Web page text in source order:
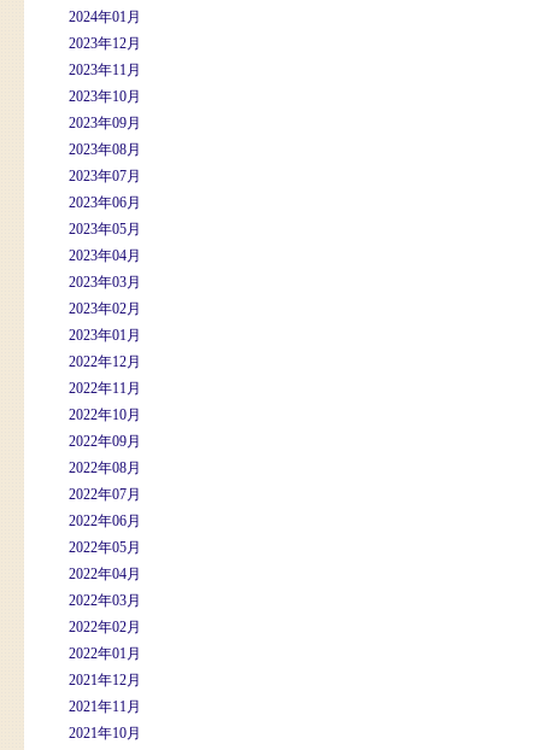
2024年01月
2023年12月
2023年11月
2023年10月
2023年09月
2023年08月
2023年07月
2023年06月
2023年05月
2023年04月
2023年03月
2023年02月
2023年01月
2022年12月
2022年11月
2022年10月
2022年09月
2022年08月
2022年07月
2022年06月
2022年05月
2022年04月
2022年03月
2022年02月
2022年01月
2021年12月
2021年11月
2021年10月